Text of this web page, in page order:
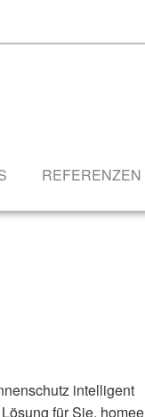
REFERENZEN
intelligent
für Sie. homee